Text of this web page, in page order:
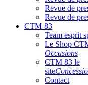
Revue de
Revue de
CTM 83
Team esprit
Le Shop
Occasions
CTM 83 le
site
Contact